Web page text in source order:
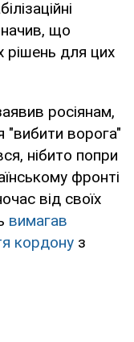
що
рішень для цих
росіянам,
"вибити ворога"
нібито попри
фронті
від своїх
вимагав
кордону з